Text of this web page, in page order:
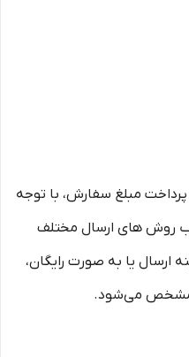
مبلغ سفارش، با توجه
روش های ارسال مختلف
ارسال یا به صورت رایگان،
مشخص می‌شود.